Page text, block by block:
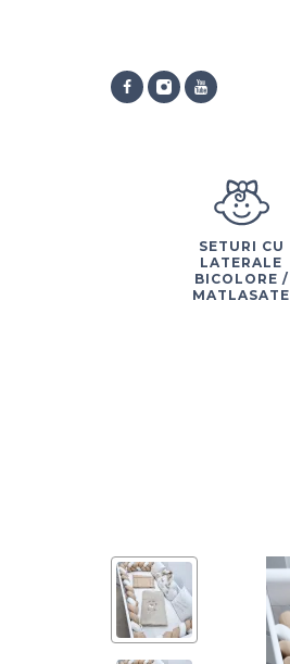
SETURI CU
LATERALE
BICOLORE /
MATLASATE